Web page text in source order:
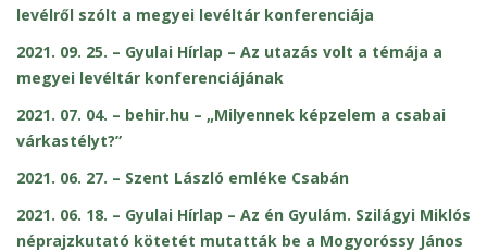
levélről szólt a megyei levéltár konferenciája
2021. 09. 25. – Gyulai Hírlap – Az utazás volt a témája a
megyei levéltár konferenciájának
2021. 07. 04. – behir.hu – „Milyennek képzelem a csabai
várkastélyt?”
2021. 06. 27. – Szent László emléke Csabán
2021. 06. 18. – Gyulai Hírlap – Az én Gyulám. Szilágyi Miklós
néprajzkutató kötetét mutatták be a Mogyoróssy János